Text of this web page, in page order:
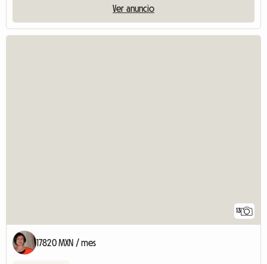
Ver anuncio
13
17820 MXN / mes